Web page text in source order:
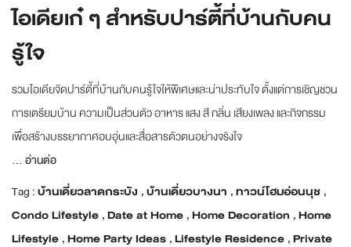
ไอเดียเก๋ ๆ สำหรับปาร์ตี้ที่บ้านกับคน
รู้ใจ
รวมไอเดียจัดปาร์ตี้ที่บ้านกับคนรู้ใจให้พิเศษและน่าประทับใจ ตั้งแต่การเชิญชวน
การเตรียมบ้าน ความเป็นส่วนตัว อาหาร แสง สี กลิ่น เสียงเพลง และกิจกรรม
เพื่อสร้างบรรยากาศอบอุ่นและสื่อสารตัวตนอย่างจริงใจ
... อ่านต่อ
Tag :บ้านเดี่ยวลาดกระบัง ,บ้านเดี่ยวบางนา ,ทาวน์โฮมอ่อนนุช ,
Condo Lifestyle ,Date at Home ,Home Decoration ,Home
Lifestyle ,Home Party Ideas ,Lifestyle Residence ,Private